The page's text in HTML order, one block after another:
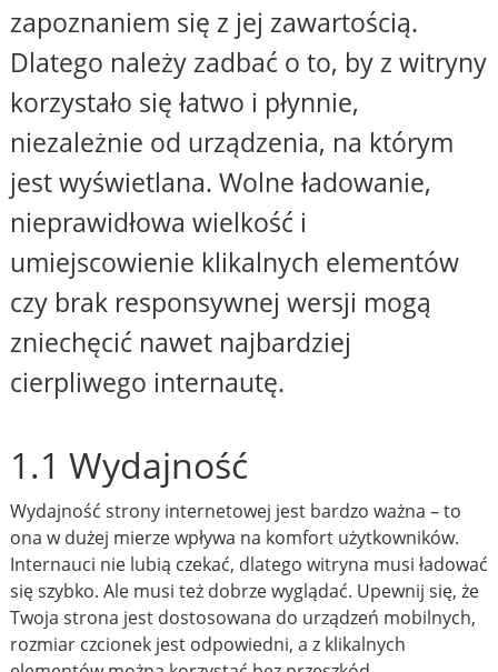
zapoznaniem się z jej zawartością.
Dlatego należy zadbać o to, by z witryny
korzystało się łatwo i płynnie,
niezależnie od urządzenia, na którym
jest wyświetlana. Wolne ładowanie,
nieprawidłowa wielkość i
umiejscowienie klikalnych elementów
czy brak responsywnej wersji mogą
zniechęcić nawet najbardziej
cierpliwego internautę.
1.1 Wydajność
Wydajność strony internetowej jest bardzo ważna – to
ona w dużej mierze wpływa na komfort użytkowników.
Internauci nie lubią czekać, dlatego witryna musi ładować
się szybko. Ale musi też dobrze wyglądać. Upewnij się, że
Twoja strona jest dostosowana do urządzeń mobilnych,
rozmiar czcionek jest odpowiedni, a z klikalnych